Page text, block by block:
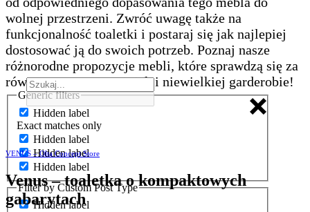
Generic filters
Hidden label
Exact matches only
Hidden label
Hidden label
Hidden label
Filter by Custom Post Type
Hidden label
wolnej przestrzeni. Zwróć uwagę także na
funkcjonalność toaletki i postaraj się jak najlepiej
dostosować ją do swoich potrzeb. Poznaj nasze
różnorodne propozycje mebli, które sprawdzą się za
równo w przestronnej, jak i niewielkiej garderobie!
VENUS – Olta Concept Store
Venus – toaletka o kompaktowych
gabarytach